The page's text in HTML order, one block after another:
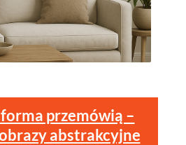
przemówią –
abstrakcyjne